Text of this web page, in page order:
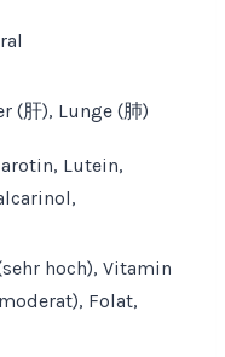
(肝), Lunge (肺)
Lutein,
hoch), Vitamin
Folat,